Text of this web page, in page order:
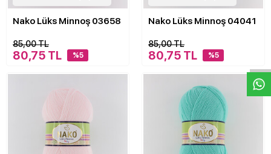
Nako Lüks Minnoş 03658
85,00 TL
80,75 TL %5
Nako Lüks Minnoş 04041
85,00 TL
80,75 TL %5